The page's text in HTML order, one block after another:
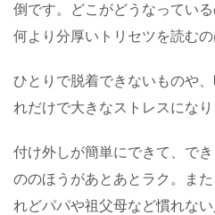
倒です。どこがどうなってい
何より分厚いトリセツを読む
ひとりで脱着できないものや
れだけで大きなストレスになり
付け外しが簡単にできて、で
ののほうがあとあとラク。ま
れどパパや祖父母など慣れな